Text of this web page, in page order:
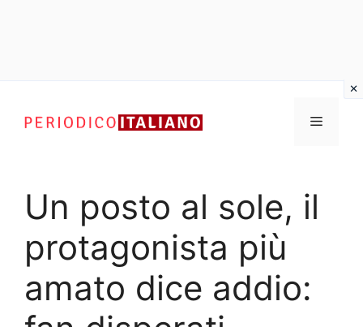
contenuto
Menu
Un posto al sole, il
protagonista più
amato dice addio: